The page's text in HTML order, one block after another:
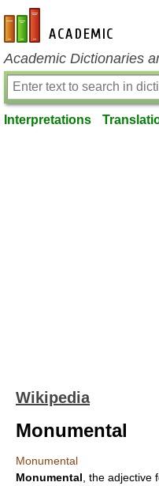
en-academic.com
Academic Dictionaries
Interpretations
Wikipedia
Monumental
Monumental
Monumental , the adjective